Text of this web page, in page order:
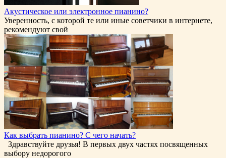
Акустическое или электронное пианино?
Уверенность, с которой те или иные советчики в интернете,
рекомендуют свой
Как выбрать пианино? С чего начать?
Здравствуйте друзья! В первых двух частях посвященных
выбору недорогого